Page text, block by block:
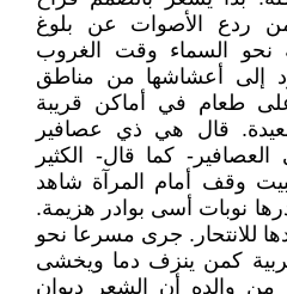
ردع الأصوات عن بلوغ
نحو السماء وقت الغروب
إلى أعشاشها من مناطق
طعام في أماكن قريبة
قال هي ذي عصافير
كما قال- الكثير
وقف أمام المرآة شاهد
نوبات أسى بوادر هزيمة.
للانتحار. جرى مسرعا نحو
كمن ينزف دما ويخشى
من والده أن الشعر ديوان